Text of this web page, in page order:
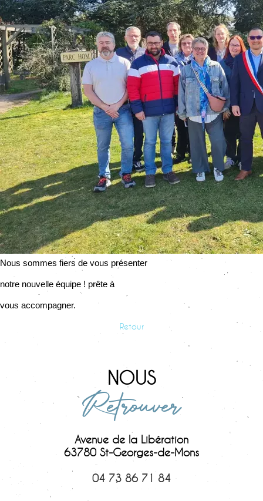
Nous sommes fiers de vous présenter
notre nouvelle équipe ! prête à
vous accompagner.
Retour
NOUS
Retrouver
Avenue de la Libération
63780 St-Georges-de-Mons
04 73 86 71 84